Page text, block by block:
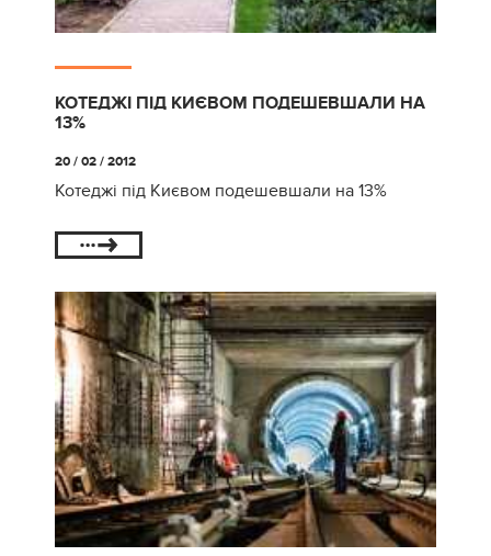
КОТЕДЖІ ПІД КИЄВОМ ПОДЕШЕВШАЛИ НА
13%
20 / 02 / 2012
Котеджі під Києвом подешевшали на 13%